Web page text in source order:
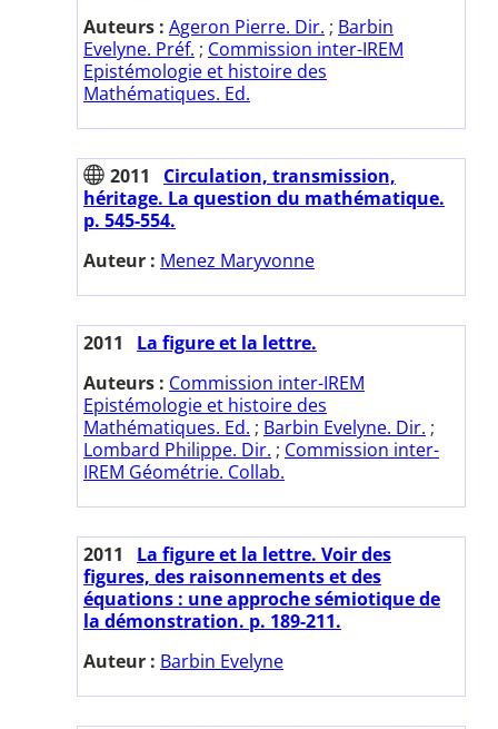
Auteurs : Ageron Pierre. Dir. ; Barbin
Evelyne. Préf. ; Commission inter-IREM
Epistémologie et histoire des
Mathématiques. Ed.
2011
Circulation, transmission,
héritage. La question du mathématique.
p. 545-554.
Auteur : Menez Maryvonne
2011
La figure et la lettre.
Auteurs : Commission inter-IREM
Epistémologie et histoire des
Mathématiques. Ed. ; Barbin Evelyne. Dir. ;
Lombard Philippe. Dir. ; Commission inter-
IREM Géométrie. Collab.
2011
La figure et la lettre. Voir des
figures, des raisonnements et des
équations : une approche sémiotique de
la démonstration. p. 189-211.
Auteur : Barbin Evelyne